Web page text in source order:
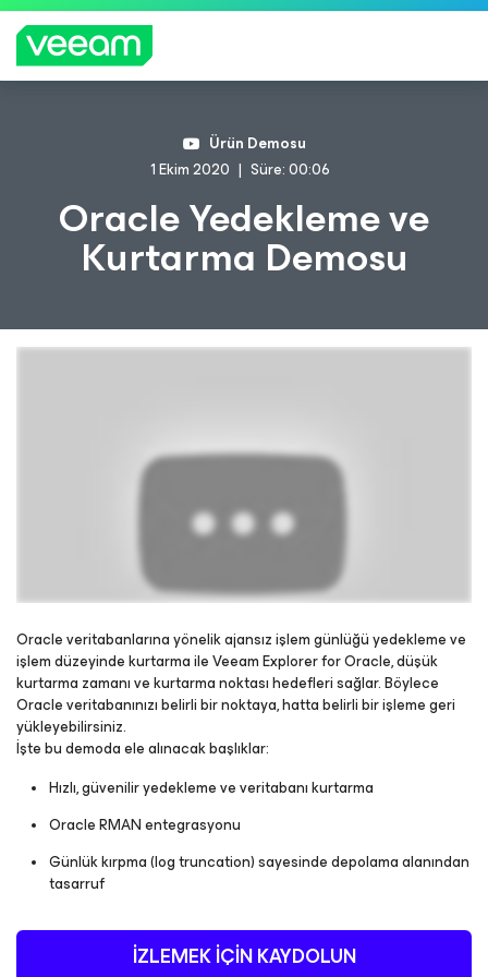
CrowdStrike'ın içerik güncellemesinden etkilenen
müşteriler için Veeam'in rehberliği
Ürün Demosu
1 Ekim 2020
Süre: 00:06
Oracle Yedekleme ve
Kurtarma Demosu
Please register to get access to watch the webinar
Oracle veritabanlarına yönelik ajansız işlem günlüğü yedekleme ve
işlem düzeyinde kurtarma ile Veeam Explorer for Oracle, düşük
kurtarma zamanı ve kurtarma noktası hedefleri sağlar. Böylece
Oracle veritabanınızı belirli bir noktaya, hatta belirli bir işleme geri
yükleyebilirsiniz.
İşte bu demoda ele alınacak başlıklar:
Hızlı, güvenilir yedekleme ve veritabanı kurtarma
Oracle RMAN entegrasyonu
Günlük kırpma (log truncation) sayesinde depolama alanından
tasarruf
İZLEMEK IÇIN KAYDOLUN